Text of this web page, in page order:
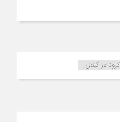
کرونا در گیلان